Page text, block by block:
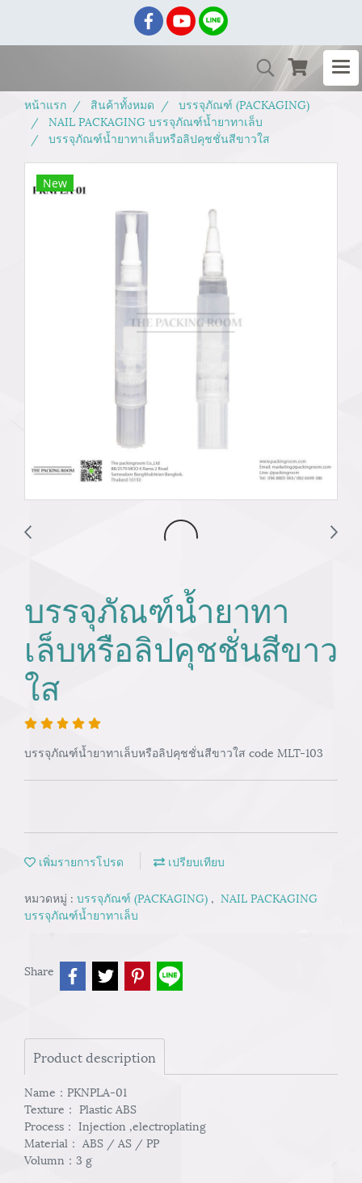
หน้าแรก สินค้าทั้งหมด
บรรจุภัณฑ์ (PACKAGING)
NAIL PACKAGING บรรจุภัณฑ์น้ำยาทาเล็บ
บรรจุภัณฑ์น้ำยาทาเล็บหรือลิปคุชชั่นสีขาวใส
New
บรรจุภัณฑ์น้ำยาทา
เล็บหรือลิปคุชชั่นสีขาว
ใส
บรรจุภัณฑ์น้ำยาทาเล็บหรือลิปคุชชั่นสีขาวใส code MLT-103
เพิ่มรายการโปรด เปรียบเทียบ
หมวดหมู่ : บรรจุภัณฑ์ (PACKAGING) , NAIL PACKAGING
บรรจุภัณฑ์น้ำยาทาเล็บ
Share
Product description
Name：PKNPLA-01
Texture： Plastic ABS
Process： Injection ,electroplating
Material： ABS / AS / PP
Volumn：3 g